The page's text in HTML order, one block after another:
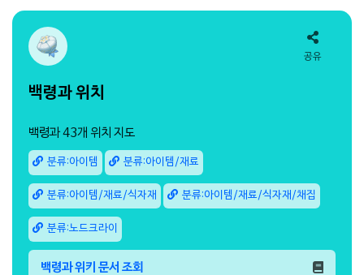
공유
백령과 위치
분류:아이템 분류:아이템/재료
분류:아이템/재료/식자재 분류:아이템/재료/식자재/채집
분류:노드크라이
백령과 위키 문서 조회